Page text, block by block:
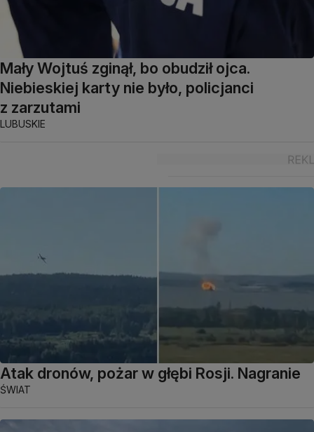
Mały Wojtuś zginął, bo obudził ojca.
Niebieskiej karty nie było, policjanci
z zarzutami
LUBUSKIE
Atak dronów, pożar w głębi Rosji. Nagranie
ŚWIAT